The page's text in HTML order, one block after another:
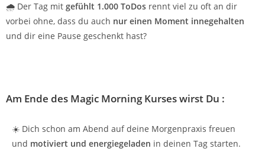
🌧 Der Tag mit gefühlt 1.000 ToDos rennt viel zu oft an dir
vorbei ohne, dass du auch nur einen Moment innegehalten
und dir eine Pause geschenkt hast?
Am Ende des Magic Morning Kurses wirst Du :
☀️ Dich schon am Abend auf deine Morgenpraxis freuen
und motiviert und energiegeladen in deinen Tag starten.